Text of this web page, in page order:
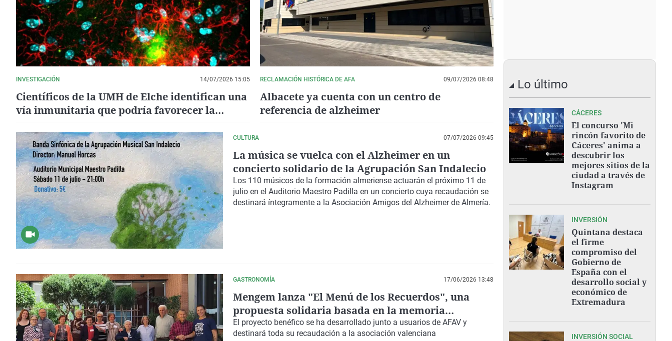
INVESTIGACIÓN 14/07/2026 15:05
Científicos de la UMH de Elche identifican una
vía inmunitaria que podría favorecer la
alzhéimer
RECLAMACIÓN HISTÓRICA DE AFA 09/07/2026 08:48
Albacete ya cuenta con un centro de
referencia de alzheimer
CULTURA 07/07/2026 09:45
La música se vuelca con el Alzheimer en un
concierto solidario de la Agrupación San Indalecio
Los 110 músicos de la formación almeriense actuarán el próximo 11 de
julio en el Auditorio Maestro Padilla en un concierto cuya recaudación se
destinará íntegramente a la Asociación Amigos del Alzheimer de Almería.
GASTRONOMÍA 17/06/2026 13:48
Mengem lanza "El Menú de los Recuerdos", una
propuesta solidaria basada en la memoria
gastronómica de personas con alzhéimer
El proyecto benéfico se ha desarrollado junto a usuarios de AFAV y
destinará toda su recaudación a la asociación valenciana
Lo último
CÁCERES
El concurso 'Mi
rincón favorito de
Cáceres' anima a
descubrir los
mejores sitios de la
ciudad a través de
Instagram
INVERSIÓN
Quintana destaca
el firme
compromiso del
Gobierno de
España con el
desarrollo social y
económico de
Extremadura
INVERSIÓN SOCIAL